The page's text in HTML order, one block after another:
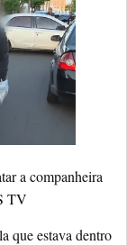
a companheira
TV
que estava dentro